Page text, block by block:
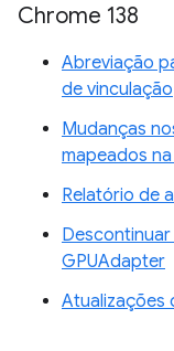
Chrome 138
Abreviação
de vinculação
Mudanças
mapeados
Relatório de
GPUAdapter
Atualizações